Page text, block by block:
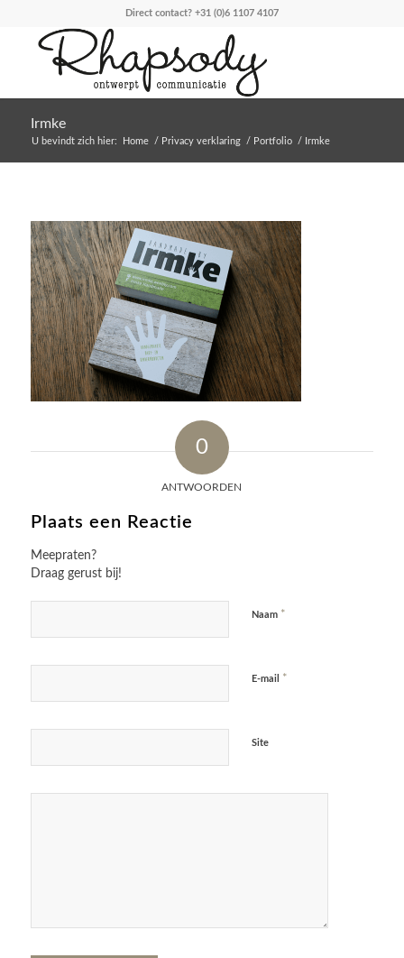
Direct contact? +31 (0)6 1107 4107
Irmke
U bevindt zich hier: Home / Privacy verklaring / Portfolio / Irmke
0
ANTWOORDEN
Plaats een Reactie
Meepraten?
Draag gerust bij!
Naam *
E-mail *
Site